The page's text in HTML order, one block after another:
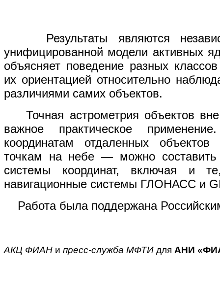
Результаты являются
унифицированной модели активных
объясняет поведение разных
их ориентацией относительно
различиями самих объектов.
Точная астрометрия объектов
важное практическое
координатам отдаленных
точкам на небе — можно составить
системы координат, включая и
навигационные системы ГЛОНАСС и
Работа была поддержана
АКЦ ФИАН и пресс-служба МФТИ для АНИ